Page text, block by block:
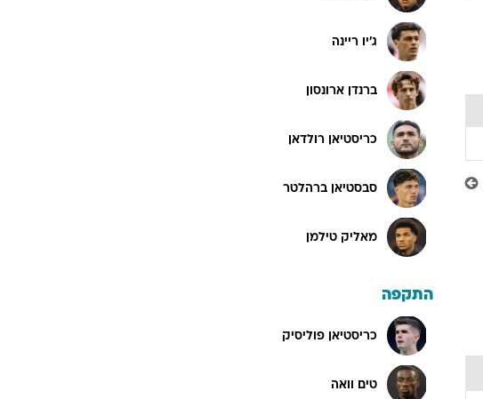
ג'יו ריינה
ברנדן ארונסון
כריסטיאן רולדאן
סבסטיאן ברהלטר
מאליק טילמן
התקפה
כריסטיאן פוליסיק
טים וואה